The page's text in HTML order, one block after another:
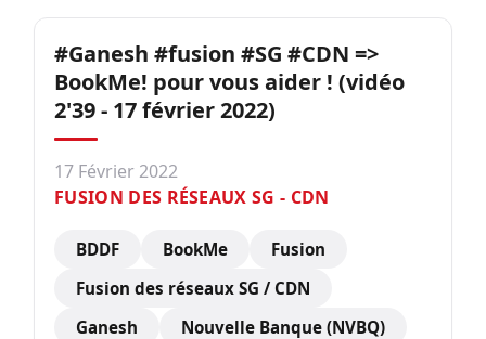
#Ganesh #fusion #SG #CDN =>
BookMe! pour vous aider ! (vidéo
2'39 - 17 février 2022)
17 Février 2022
FUSION DES RÉSEAUX SG - CDN
BDDF BookMe
Fusion
Fusion des réseaux SG / CDN
Ganesh
Nouvelle Banque (NVBQ)